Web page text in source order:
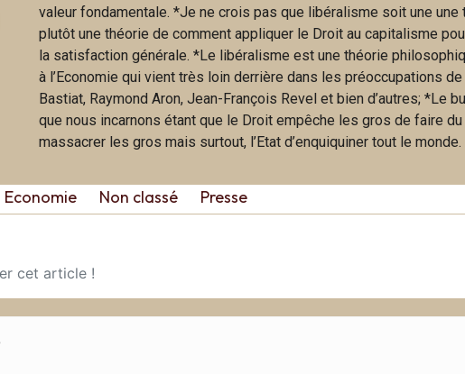
valeur fondamentale. *Je ne crois pas que libéralisme soit une une
plutôt une théorie de comment appliquer le Droit au capitalisme
la satisfaction générale. *Le libéralisme est une théorie
à l’Economie qui vient très loin derrière dans les préoccupations
Bastiat, Raymond Aron, Jean-François Revel et bien d’autres; *Le
que nous incarnons étant que le Droit empêche les gros de faire
massacrer les gros mais surtout, l’Etat d’enquiquiner tout le monde.
Economie Non classé Presse
cet article !